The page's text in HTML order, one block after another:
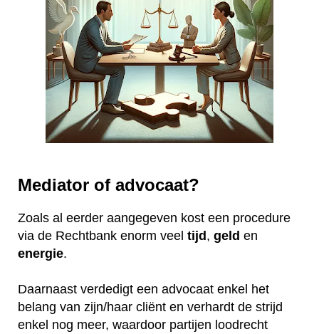
Mediator of advocaat?
Zoals al eerder aangegeven kost een procedure
via de Rechtbank enorm veel tijd, geld en
energie.
Daarnaast verdedigt een advocaat enkel het
belang van zijn/haar cliënt en verhardt de strijd
enkel nog meer, waardoor partijen loodrecht